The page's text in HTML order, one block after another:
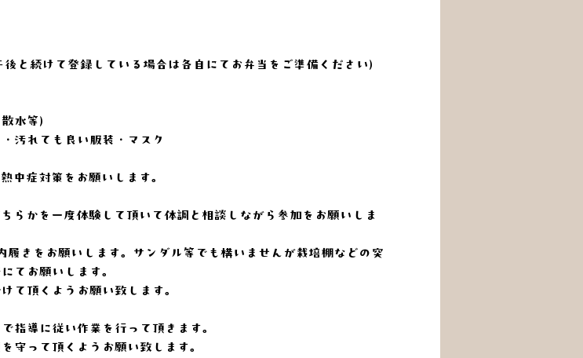
と続けて登録している場合は各自にてお弁当をご準備ください）
水等）
汚れても良い服装・マスク
中症対策をお願いします。
らかを一度体験して頂いて体調と相談しながら参加をお願いしま
きをお願いします。サンダル等でも構いませんが栽培棚などの突
てお願いします。
て頂くようお願い致します。
指導に従い作業を行って頂きます。
守って頂くようお願い致します。